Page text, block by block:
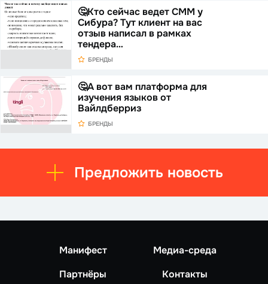
🤔Кто сейчас ведет СММ у
Сибура? Тут клиент на вас
отзыв написал в рамках
тендера…
БРЕНДЫ
🤔А вот вам платформа для
изучения языков от
Вайлдберриз
БРЕНДЫ
Предложить новость
Манифест
Медиа-среда
Партнёры
Контакты